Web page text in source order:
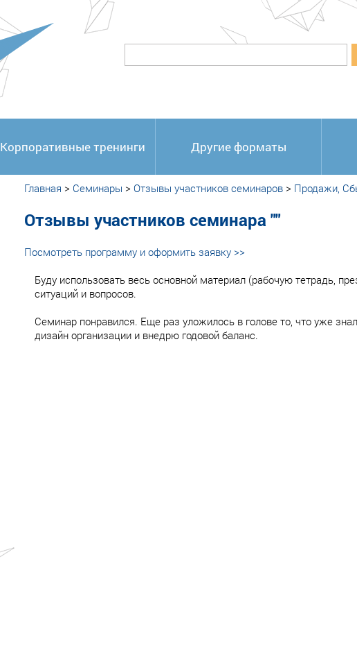
Корпоративные тренинги Другие форматы
Главная > Семинары > Отзывы участников семинаров > Продажи,
Отзывы участников семинара ""
Посмотреть программу и оформить заявку >>
Буду использовать весь основной материал (рабочую тетрадь,
ситуаций и вопросов.
Семинар понравился. Еще раз уложилось в голове то, что уже
дизайн организации и внедрю годовой баланс.